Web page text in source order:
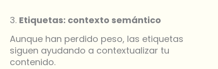
3. Etiquetas: contexto semántico
Aunque han perdido peso, las etiquetas
siguen ayudando a contextualizar tu
contenido.